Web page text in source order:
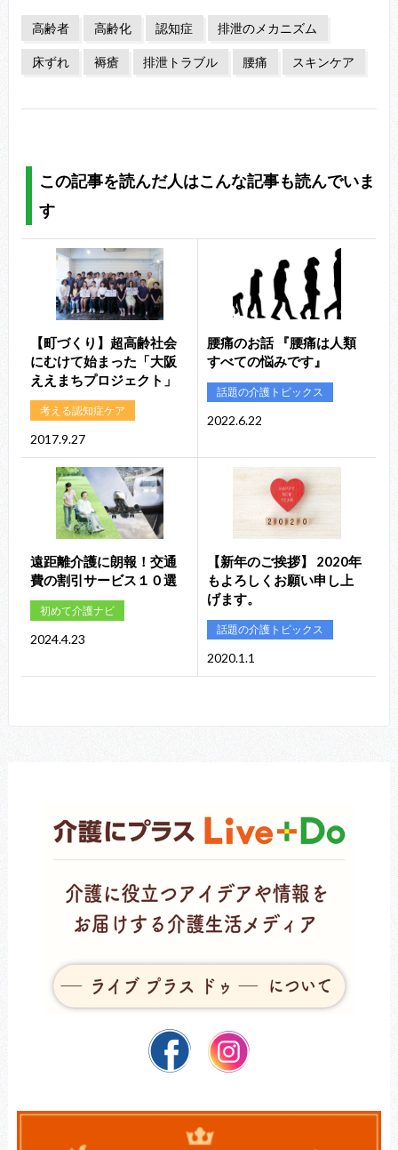
高齢者 高齢化 認知症 排泄のメカニズム
床ずれ 褥瘡 排泄トラブル 腰痛 スキンケア
この記事を読んだ人はこんな記事も読んでいま
す
【町づくり】超高齢社会
にむけて始まった「大阪
ええまちプロジェクト」
考える認知症ケア
2017.9.27
腰痛のお話 『腰痛は人類
すべての悩みです』
話題の介護トピックス
2022.6.22
遠距離介護に朗報！交通
費の割引サービス１０選
初めて介護ナビ
2024.4.23
【新年のご挨拶】 2020年
もよろしくお願い申し上
げます。
話題の介護トピックス
2020.1.1